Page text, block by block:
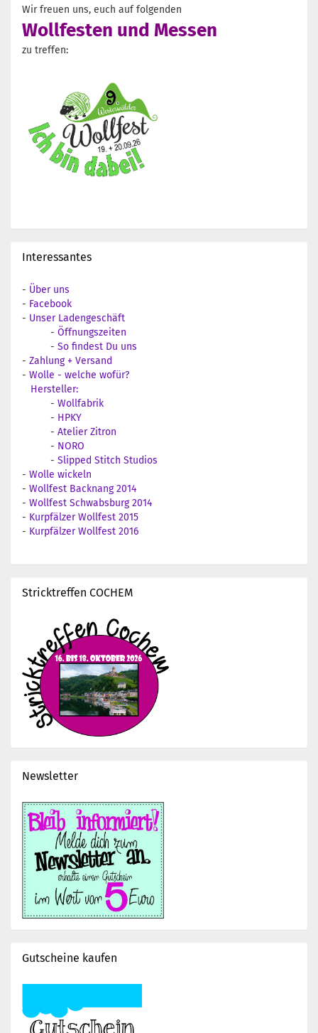
Wir freuen uns, euch auf folgenden
Wollfesten und Messen
zu treffen:
Interessantes
- Über uns
- Facebook
- Unser Ladengeschäft
- Öffnungszeiten
- So findest Du uns
- Zahlung + Versand
- Wolle - welche wofür?
Hersteller:
- Wollfabrik
- HPKY
- Atelier Zitron
- NORO
- Slipped Stitch Studios
- Wolle wickeln
- Wollfest Backnang 2014
- Wollfest Schwabsburg 2014
- Kurpfälzer Wollfest 2015
- Kurpfälzer Wollfest 2016
Stricktreffen COCHEM
Newsletter
Gutscheine kaufen